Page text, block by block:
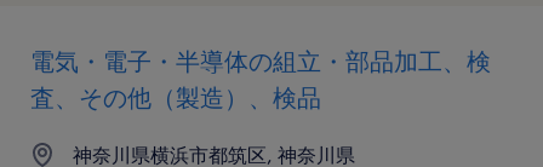
電気・電子・半導体の組立・部品加工、検
査、その他（製造）、検品
神奈川県横浜市都筑区, 神奈川県